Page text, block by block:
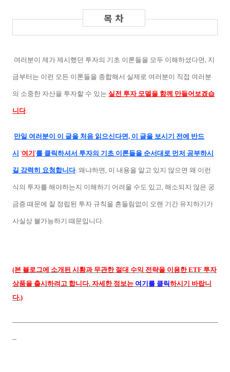
여러분이 제가 제시했던 투자의 기초 이론들을 모두 이해하셨다면, 지
금부터는 이런 모든 이론들을 종합해서 실제로 여러분이 직접 여러분
의 소중한 자산을 투자할 수 있는 실전 투자 모델을 함께 만들어보겠습
니다.
만일 여러분이 이 글을 처음 읽으신다면, 이 글을 보시기 전에 반드
시 '여기 '를 클릭하셔서 투자의 기초 이론들을 순서대로 먼저 공부하시
길 강력히 요청합니다. 왜냐하면, 이 내용을 알고 있지 않으면 왜 이런
식의 투자를 해야하는지 이해하기 어려울 수도 있고, 해소되지 않은 궁
금증 때문에 잘 정립된 투자 규칙을 흔들림없이 오랜 기간 유지하기가
사실상 불가능하기 때문입니다.
(본 블로그에 소개된 시황과 무관한 절대 수익 전략을 이용한 ETF 투자
상품을 출시하려고 합니다. 자세한 정보는 여기를 클릭하시기 바랍니
다.)
----------------------------------------------------------------------------------------------------
--